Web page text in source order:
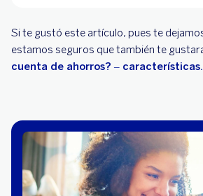
Si te gustó este artículo, pues te
estamos seguros que también te
cuenta de ahorros? – características.